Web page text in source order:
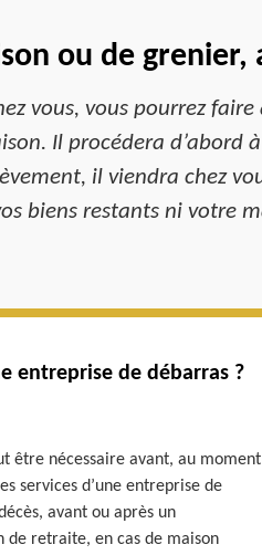
ou de
vous, vous pourrez
Il procédera d’abord
il viendra chez
biens restants ni votre
entreprise de débarras ?
être nécessaire avant, au moment
services d’une entreprise de
avant ou après un
de retraite, en cas de maison